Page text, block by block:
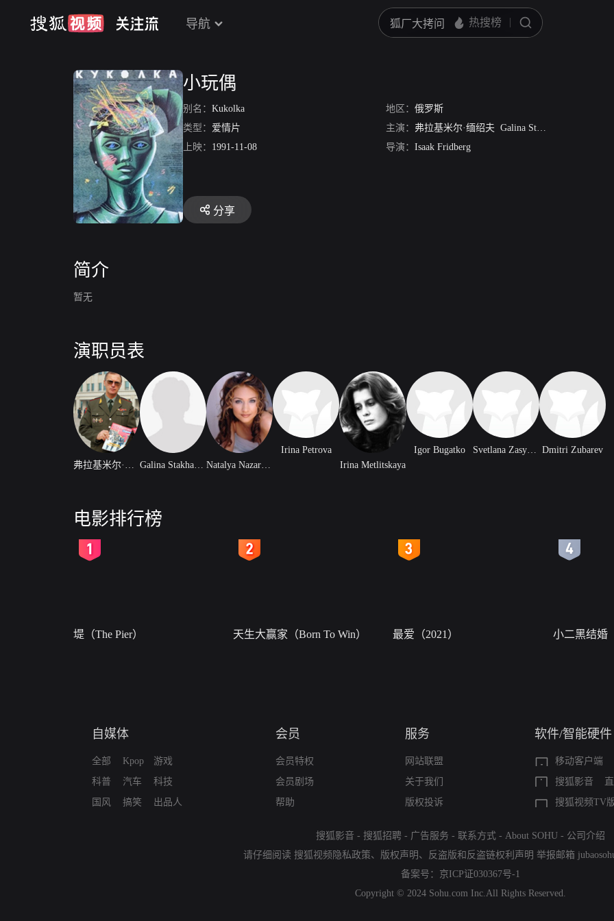
导航
小玩偶
别名： Kukolka 地区： 俄罗斯
类型： 爱情片 主演： 弗拉基米尔·缅绍夫 Galina Stakhanova
上映： 1991-11-08 导演： Isaak Fridberg
分享
简介
暂无
演职员表
Irina Petrova
Irina Metlitskaya
Igor Bugatko Svetlana Zasypkina Dmitri Zubarev
电影排行榜
堤（The Pier） 天生大赢家（Born To Win） 最爱（2021） 小二黑结婚
自媒体
全部
科普
国风
Kpop
汽车
搞笑
游戏
科技
出品人
会员
会员特权
会员剧场
帮助
服务
网站联盟
关于我们
版权投诉
软件/智能硬件
移动客户端
搜狐影音
搜狐视频TV
搜狐影音 - 搜狐招聘 - 广告服务 - 联系方式 - About SOHU - 公司介绍
请仔细阅读 搜狐视频隐私政策、 版权声明 、 反盗版和反盗链权利声明 举报邮箱
备案号： 京ICP证030367号-1
Copyright © 2024 Sohu.com Inc.All Rights Reserved.